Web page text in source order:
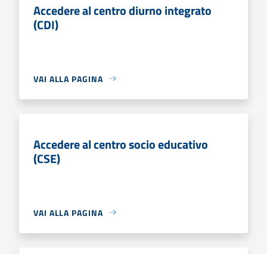
Accedere al centro diurno integrato
(CDI)
VAI ALLA PAGINA
Accedere al centro socio educativo
(CSE)
VAI ALLA PAGINA